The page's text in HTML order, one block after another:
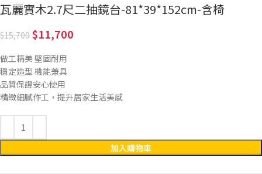
瓦麗實木2.7尺二抽鏡台-81*39*152cm-含椅
15,700 11,700
做工精美 堅固耐用
穩定造型 機能兼具
品質保證安心使用
精緻細膩作工，提升居家生活美感
加入購物車